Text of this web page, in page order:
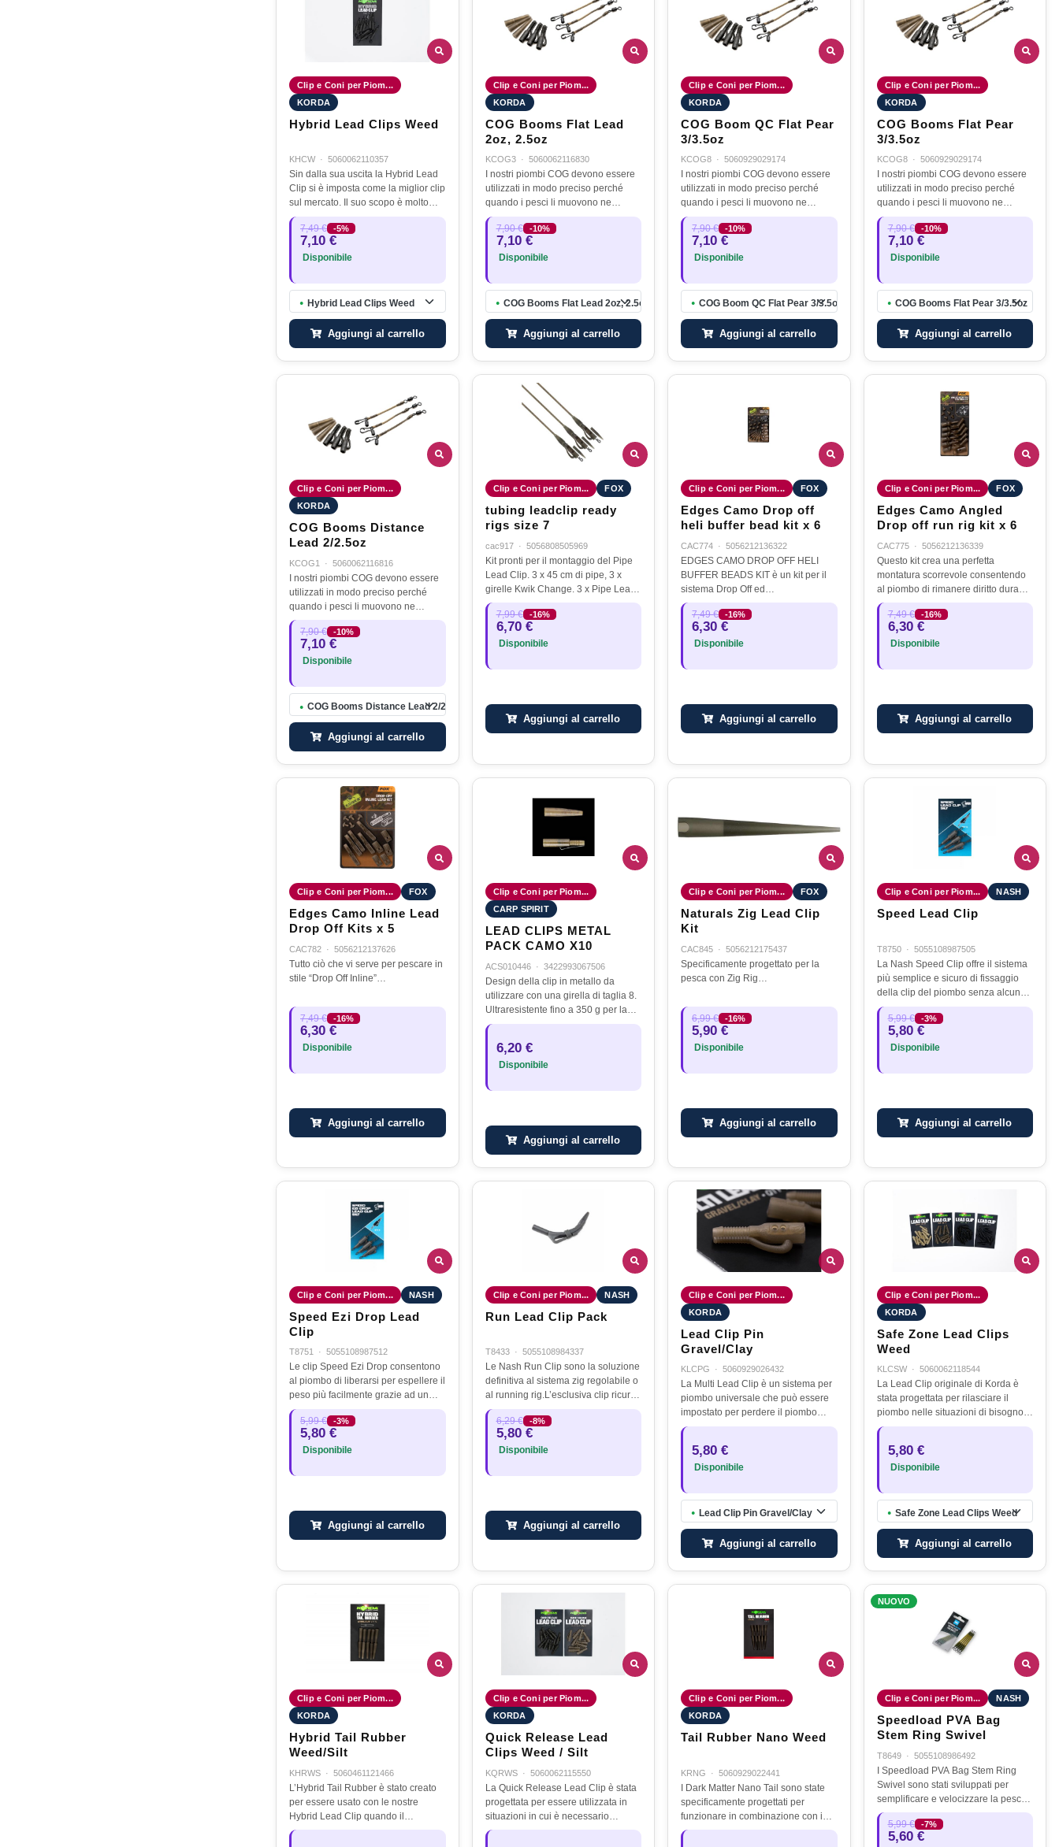
Clip e Coni per Piom...
KORDA
Hybrid Lead Clips Weed
KHCW · 5060062110357
Sin dalla sua uscita la Hybrid Lead
Clip si è imposta come la miglior clip
sul mercato. Il suo scopo è molto
semplice: vi permette di perdere il
piombo qualora il pesce che ha
abboccato rimanesse…
7,49 € -5%
7,10 €
Disponibile
● Hybrid Lead Clips Weed
Aggiungi al carrello
Clip e Coni per Piom...
KORDA
COG Booms Flat Lead
2oz, 2.5oz
KCOG3 · 5060062116830
I nostri piombi COG devono essere
utilizzati in modo preciso perché
quando i pesci li muovono ne
sentano il peso nel più breve tempo
possibile. Proprio per questo motivo
sono stati chiamati piombi…
7,90 € -10%
7,10 €
Disponibile
● COG Booms Flat Lead 2oz, 2.5oz
Aggiungi al carrello
Clip e Coni per Piom...
KORDA
COG Boom QC Flat Pear
3/3.5oz
KCOG8 · 5060929029174
I nostri piombi COG devono essere
utilizzati in modo preciso perché
quando i pesci li muovono ne
sentano il peso nel più breve tempo
possibile. Proprio per questo motivo
sono stati chiamati piombi…
7,90 € -10%
7,10 €
Disponibile
● COG Boom QC Flat Pear 3/3.5oz
Aggiungi al carrello
Clip e Coni per Piom...
KORDA
COG Booms Flat Pear
3/3.5oz
KCOG8 · 5060929029174
I nostri piombi COG devono essere
utilizzati in modo preciso perché
quando i pesci li muovono ne
sentano il peso nel più breve tempo
possibile. Proprio per questo motivo
sono stati chiamati piombi…
7,90 € -10%
7,10 €
Disponibile
● COG Booms Flat Pear 3/3.5oz
Aggiungi al carrello
Clip e Coni per Piom...
KORDA
COG Booms Distance
Lead 2/2.5oz
KCOG1 · 5060062116816
I nostri piombi COG devono essere
utilizzati in modo preciso perché
quando i pesci li muovono ne
sentano il peso nel più breve tempo
possibile. Proprio per questo motivo
sono stati chiamati piombi…
7,90 € -10%
7,10 €
Disponibile
● COG Booms Distance Lead 2/2.5oz
Aggiungi al carrello
Clip e Coni per Piom... FOX
tubing leadclip ready
rigs size 7
cac917 · 5056808505969
Kit pronti per il montaggio del Pipe
Lead Clip. 3 x 45 cm di pipe, 3 x
girelle Kwik Change. 3 x Pipe Lead
Clip e 3 x micro manicotti anti-
groviglio. Il Pipe Lead Clip
brevettato afferra e trattiene…
7,99 € -16%
6,70 €
Disponibile
Aggiungi al carrello
Clip e Coni per Piom... FOX
Edges Camo Drop off
heli buffer bead kit x 6
CAC774 · 5056212136322
EDGES CAMO DROP OFF HELI
BUFFER BEADS KIT è un kit per il
sistema Drop Off ed
elicottero.Perlina ammortizzante
versatile che comprende tre
elementi principali ed è stata
disegnata per montature in…
7,49 € -16%
6,30 €
Disponibile
Aggiungi al carrello
Clip e Coni per Piom... FOX
Edges Camo Angled
Drop off run rig kit x 6
CAC775 · 5056212136339
Questo kit crea una perfetta
montatura scorrevole consentendo
al piombo di rimanere diritto durante
il lancio …
7,49 €
-16%
6,30 €
Disponibile
Aggiungi al carrello
Clip e Coni per Piom... FOX
Edges Camo Inline Lead
Drop Off Kits x 5
CAC782 · 5056212137626
Tutto ciò che vi serve per pescare in
stile “Drop Off Inline”…
7,49 € -16%
6,30 €
Disponibile
Aggiungi al carrello
Clip e Coni per Piom...
CARP SPIRIT
LEAD CLIPS METAL
PACK CAMO X10
ACS010446 · 3422993067506
Design della clip in metallo da
utilizzare con una girella di taglia 8.
Ultraresistente fino a 350 g per la
pesca estrema. Colorazione
clip e 10 gomme di coda.
6,20 €
Disponibile
Aggiungi al carrello
Clip e Coni per Piom... FOX
Naturals Zig Lead Clip
Kit
CAC845 · 5056212175437
Specificamente progettato per la
pesca con Zig Rig…
6,99 € -16%
5,90 €
Disponibile
Aggiungi al carrello
Clip e Coni per Piom... NASH
Speed Lead Clip
T8750 · 5055108987505
La Nash Speed Clip offre il sistema
più semplice e sicuro di fissaggio
della clip del piombo senza alcuna
necessità di meccanismi aggiuntivi
di bloccaggio. Il design del corpo
della Speed Clip è…
5,99 € -3%
5,80 €
Disponibile
Aggiungi al carrello
Clip e Coni per Piom... NASH
Speed Ezi Drop Lead
Clip
T8751 · 5055108987512
Le clip Speed Ezi Drop consentono
al piombo di liberarsi per espellere il
peso più facilmente grazie ad un
corpo posteriore liscio che permette
al cono di gomma di staccarsi
sottoposto ad una…
5,99 € -3%
5,80 €
Disponibile
Aggiungi al carrello
Clip e Coni per Piom... NASH
Run Lead Clip Pack
T8433 · 5055108984337
Le Nash Run Clip sono la soluzione
definitiva al sistema zig regolabile o
al running rig.L’esclusiva clip ricurva
si blocca in posizione quando la
lenza è tesa ma permette alla lenza
quando è…
6,29 € -8%
5,80 €
Disponibile
Aggiungi al carrello
Clip e Coni per Piom...
KORDA
Lead Clip Pin
Gravel/Clay
KLCPG · 5060929026432
La Multi Lead Clip è un sistema per
piombo universale che può essere
impostato per perdere il piombo
come una tradizionale clip
ingannare le carpe estremamente…
5,80 €
Disponibile
● Lead Clip Pin Gravel/Clay
Aggiungi al carrello
Clip e Coni per Piom...
KORDA
Safe Zone Lead Clips
Weed
KLCSW · 5060062118544
La Lead Clip originale di Korda è
stata progettata per rilasciare il
piombo nelle situazioni di bisogno,
ad esempio quando questo rimane
attraverso una zona fitta di…
5,80 €
Disponibile
● Safe Zone Lead Clips Weed
Aggiungi al carrello
Clip e Coni per Piom...
KORDA
Hybrid Tail Rubber
Weed/Silt
KHRWS · 5060461121466
L’Hybrid Tail Rubber è stato creato
per essere usato con le nostre
Hybrid Lead Clip quando il
materiale per il leader è più spesso
Clip e Coni per Piom...
KORDA
Quick Release Lead
Clips Weed / Silt
KQRWS · 5060062115550
La Quick Release Lead Clip è stata
progettata per essere utilizzata in
situazioni in cui è necessario
espellere il piombo non appena il
Clip e Coni per Piom...
KORDA
Tail Rubber Nano Weed
KRNG · 5060929022441
I Dark Matter Nano Tail sono state
specificamente progettati per
funzionare in combinazione con i
Dark Matter Nano Tubing. Questi
NUOVO
Clip e Coni per Piom... NASH
Speedload PVA Bag
Stem Ring Swivel
T8649 · 5055108986492
I Speedload PVA Bag Stem Ring
Swivel sono stati sviluppati per
semplificare e velocizzare la pesca
con sacchetti in PVA senza
compromettere la presentazione.
Progettati per l’uso con piombi in-
5,99 € -7%
5,60 €